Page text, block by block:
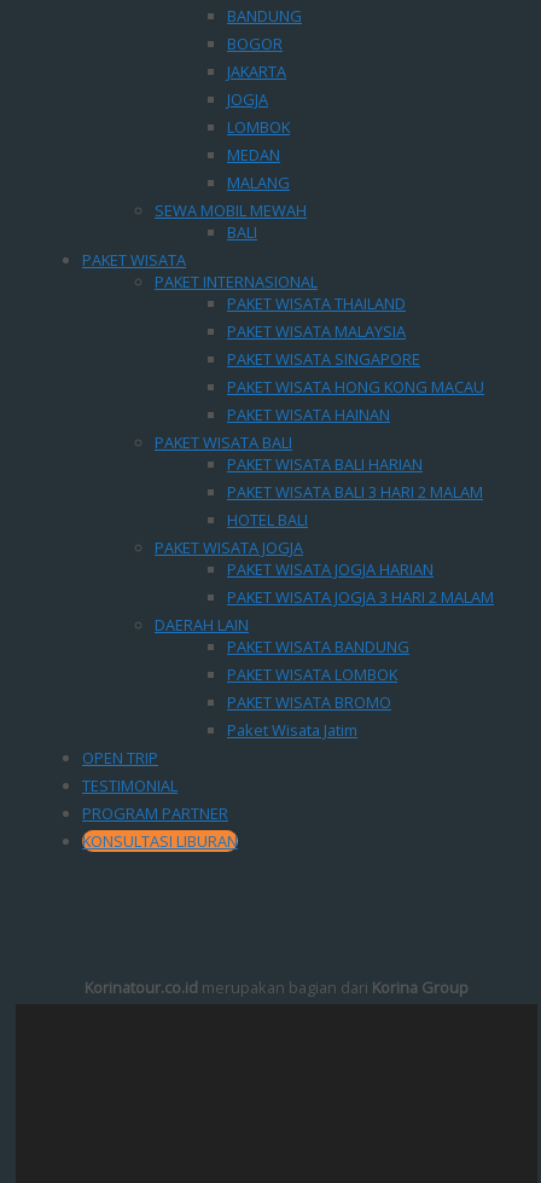
BANDUNG
BOGOR
JAKARTA
JOGJA
LOMBOK
MEDAN
MALANG
SEWA MOBIL MEWAH
BALI
PAKET WISATA
PAKET INTERNASIONAL
PAKET WISATA THAILAND
PAKET WISATA MALAYSIA
PAKET WISATA SINGAPORE
PAKET WISATA HONG KONG MACAU
PAKET WISATA HAINAN
PAKET WISATA BALI
PAKET WISATA BALI HARIAN
PAKET WISATA BALI 3 HARI 2 MALAM
HOTEL BALI
PAKET WISATA JOGJA
PAKET WISATA JOGJA HARIAN
PAKET WISATA JOGJA 3 HARI 2 MALAM
DAERAH LAIN
PAKET WISATA BANDUNG
PAKET WISATA LOMBOK
PAKET WISATA BROMO
Paket Wisata Jatim
OPEN TRIP
TESTIMONIAL
PROGRAM PARTNER
KONSULTASI LIBURAN
Korinatour.co.id merupakan bagian dari Korina Group